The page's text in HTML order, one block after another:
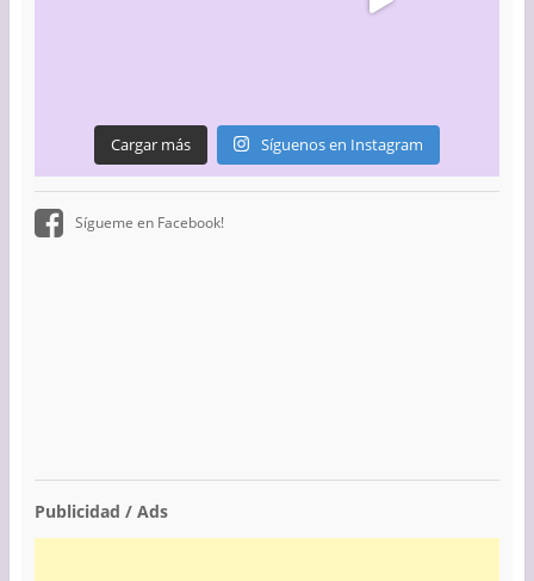
Cargar más Síguenos en Instagram
Sígueme en Facebook!
Publicidad / Ads